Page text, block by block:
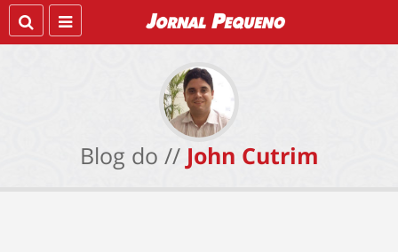
Blog do // John Cutrim